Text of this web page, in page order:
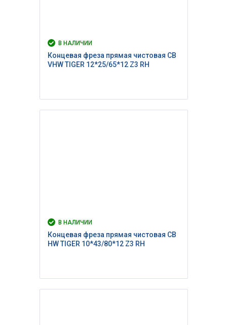
В НАЛИЧИИ
Концевая фреза прямая чистовая CB
VHW TIGER 12*25/65*12 Z3 RH
В НАЛИЧИИ
Концевая фреза прямая чистовая CB
HW TIGER 10*43/80*12 Z3 RH